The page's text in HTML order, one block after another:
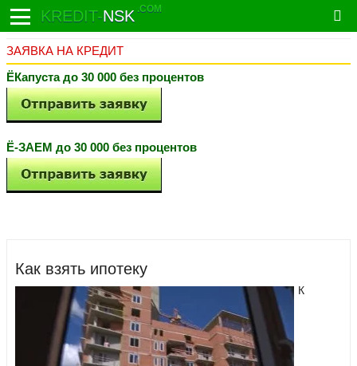
KREDIT-NSK .COM
ЗАЯВКА НА КРЕДИТ
ЁКапуста до 30 000 без процентов
Ё-ЗАЕМ до 30 000 без процентов
Как взять ипотеку
К